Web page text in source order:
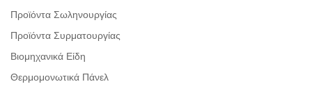
Προϊόντα Σωληνουργίας
Προϊόντα Συρματουργίας
Βιομηχανικά Είδη
Θερμομονωτικά Πάνελ